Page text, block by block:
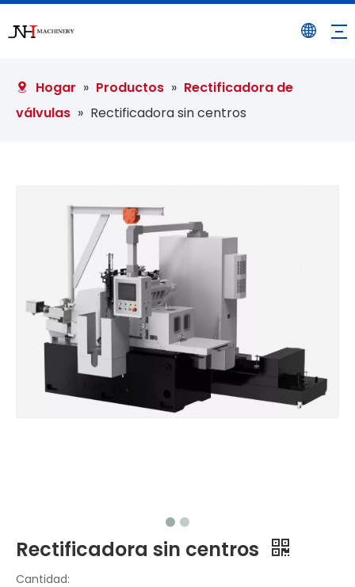
Hogar » Productos » Rectificadora de
válvulas » Rectificadora sin centros
Rectificadora sin centros
Cantidad: